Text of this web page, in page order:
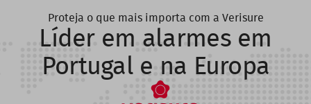
Proteja o que mais importa com a Verisure
Líder em alarmes em
Portugal e na Europa